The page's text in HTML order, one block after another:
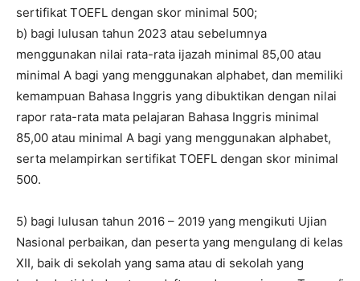
sertifikat TOEFL dengan skor minimal 500;
b) bagi lulusan tahun 2023 atau sebelumnya
menggunakan nilai rata-rata ijazah minimal 85,00 atau
minimal A bagi yang menggunakan alphabet, dan memiliki
kemampuan Bahasa Inggris yang dibuktikan dengan nilai
rapor rata-rata mata pelajaran Bahasa Inggris minimal
85,00 atau minimal A bagi yang menggunakan alphabet,
serta melampirkan sertifikat TOEFL dengan skor minimal
500.
5) bagi lulusan tahun 2016 – 2019 yang mengikuti Ujian
Nasional perbaikan, dan peserta yang mengulang di kelas
XII, baik di sekolah yang sama atau di sekolah yang